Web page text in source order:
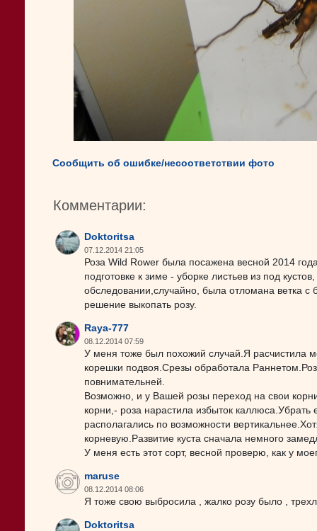
Сообщить об ошибке/несоответствии фото
Комментарии:
Doktoritsa
07.12.2014 21:05
Роза Wild Rower была посажена весной 2014
подготовке к зиме - уборке листьев из под
обследовании,случайно, была отломана ветка
решение выкопать розу.
Raya-777
08.12.2014 07:59
У меня тоже был похожий случай.Я расчистила
корешки подвоя.Срезы обработала
повнимательней.
Возможно, и у Вашей розы переход на свои
корни,- роза нарастила избыток
располагались по возможности
корневую.Развитие куста сначала немного
У меня есть этот сорт, весной проверю, как у
maruse
08.12.2014 08:06
Я тоже свою выбросила , жалко розу было ,
Doktoritsa